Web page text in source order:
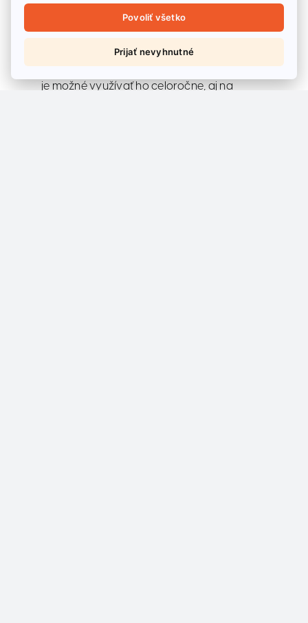
vykurovanie využíva energiu z prírody –
pozemok, podzemná voda, vzduch. Tento
moderný spôsob vykurovania nielenže
ušetrí stovky EUR počas chladnejších dní, ale
je možné využívať ho celoročne, aj na
Povoliť všetko
Prijať nevyhnutné